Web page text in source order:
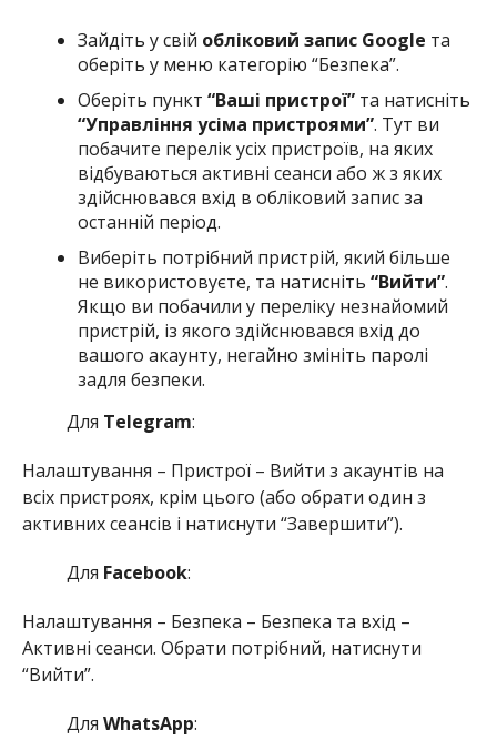
Зайдіть у свій обліковий запис Google та
оберіть у меню категорію “Безпека”.
Оберіть пункт “Ваші пристрої”та натисніть
“Управління усіма пристроями”. Тут ви
побачите перелік усіх пристроїв, на яких
відбуваються активні сеанси або ж з яких
здійснювався вхід в обліковий запис за
останній період.
Виберіть потрібний пристрій, який більше
не використовуєте, та натисніть “Вийти”.
Якщо ви побачили у переліку незнайомий
пристрій, із якого здійснювався вхід до
вашого акаунту, негайно змініть паролі
задля безпеки.
Для Telegram:
Налаштування – Пристрої – Вийти з акаунтів на
всіх пристроях, крім цього (або обрати один з
активних сеансів і натиснути “Завершити”).
Для Facebook:
Налаштування – Безпека – Безпека та вхід –
Активні сеанси. Обрати потрібний, натиснути
“Вийти”.
Для WhatsApp: